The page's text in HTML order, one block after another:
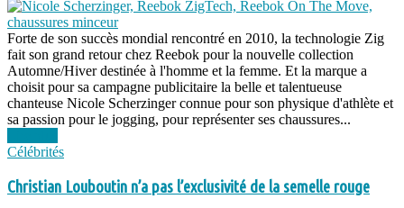
Forte de son succès mondial rencontré en 2010, la technologie Zig
fait son grand retour chez Reebok pour la nouvelle collection
Automne/Hiver destinée à l'homme et la femme. Et la marque a
choisit pour sa campagne publicitaire la belle et talentueuse
chanteuse Nicole Scherzinger connue pour son physique d'athlète et
sa passion pour le jogging, pour représenter ses chaussures...
Célébrités
Christian Louboutin n’a pas l’exclusivité de la semelle rouge